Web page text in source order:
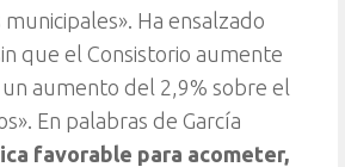
Ha ensalzado
que el Consistorio aumente
aumento del 2,9% sobre el
En palabras de García
favorable para acometer,